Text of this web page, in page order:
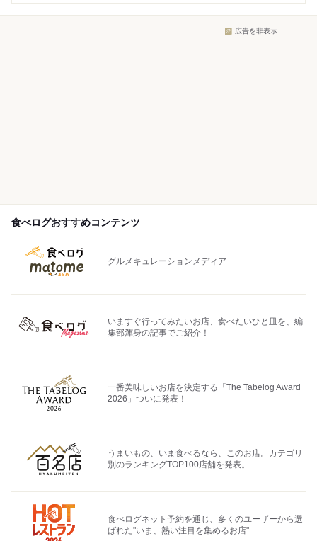
広告を非表示
食べログおすすめコンテンツ
グルメキュレーションメディア
いますぐ行ってみたいお店、食べたいひと皿を、編
集部渾身の記事でご紹介！
一番美味しいお店を決定する「The Tabelog Award
2026」ついに発表！
うまいもの、いま食べるなら、このお店。カテゴリ
別のランキングTOP100店舗を発表。
食べログネット予約を通じ、多くのユーザーから選
ばれた"いま、熱い注目を集めるお店"